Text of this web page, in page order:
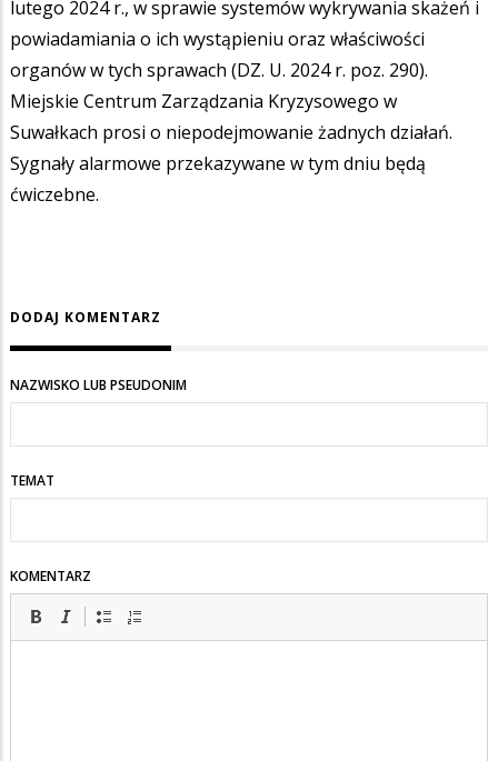
lutego 2024 r., w sprawie systemów wykrywania skażeń i
powiadamiania o ich wystąpieniu oraz właściwości
organów w tych sprawach (DZ. U. 2024 r. poz. 290).
Miejskie Centrum Zarządzania Kryzysowego w
Suwałkach prosi o niepodejmowanie żadnych działań.
Sygnały alarmowe przekazywane w tym dniu będą
ćwiczebne.
DODAJ KOMENTARZ
NAZWISKO LUB PSEUDONIM
TEMAT
KOMENTARZ